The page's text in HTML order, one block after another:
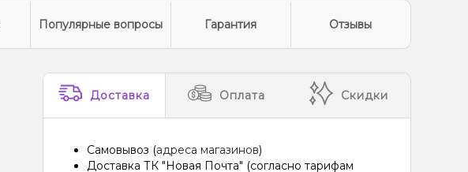
Популярные вопросы Гарантия Отзывы
Доставка Оплата Скидки
Самовывоз (адреса магазинов)
Доставка ТК "Новая Почта" (согласно тарифам